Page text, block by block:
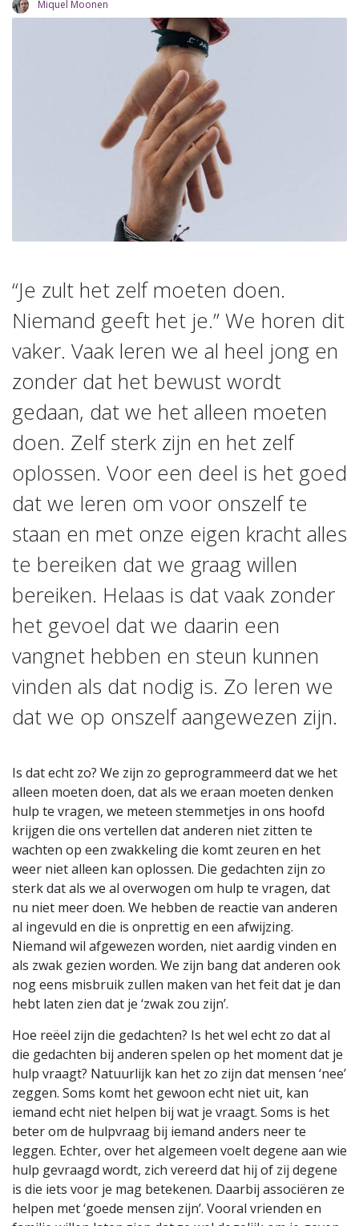
Miquel Moonen
“Je zult het zelf moeten doen.
Niemand geeft het je.” We horen dit
vaker. Vaak leren we al heel jong en
zonder dat het bewust wordt
gedaan, dat we het alleen moeten
doen. Zelf sterk zijn en het zelf
oplossen. Voor een deel is het goed
dat we leren om voor onszelf te
staan en met onze eigen kracht alles
te bereiken dat we graag willen
bereiken. Helaas is dat vaak zonder
het gevoel dat we daarin een
vangnet hebben en steun kunnen
vinden als dat nodig is. Zo leren we
dat we op onszelf aangewezen zijn.
Is dat echt zo? We zijn zo geprogrammeerd dat we het
alleen moeten doen, dat als we eraan moeten denken
hulp te vragen, we meteen stemmetjes in ons hoofd
krijgen die ons vertellen dat anderen niet zitten te
wachten op een zwakkeling die komt zeuren en het
weer niet alleen kan oplossen. Die gedachten zijn zo
sterk dat als we al overwogen om hulp te vragen, dat
nu niet meer doen. We hebben de reactie van anderen
al ingevuld en die is onprettig en een afwijzing.
Niemand wil afgewezen worden, niet aardig vinden en
als zwak gezien worden. We zijn bang dat anderen ook
nog eens misbruik zullen maken van het feit dat je dan
hebt laten zien dat je ‘zwak zou zijn’.
Hoe reëel zijn die gedachten? Is het wel echt zo dat al
die gedachten bij anderen spelen op het moment dat je
hulp vraagt? Natuurlijk kan het zo zijn dat mensen ‘nee’
zeggen. Soms komt het gewoon echt niet uit, kan
iemand echt niet helpen bij wat je vraagt. Soms is het
beter om de hulpvraag bij iemand anders neer te
leggen. Echter, over het algemeen voelt degene aan wie
hulp gevraagd wordt, zich vereerd dat hij of zij degene
is die iets voor je mag betekenen. Daarbij associëren ze
helpen met ‘goede mensen zijn’. Vooral vrienden en